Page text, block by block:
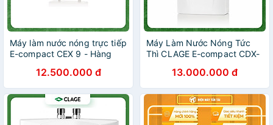
Máy làm nước nóng trực tiếp
E-compact CEX 9 - Hàng
12.500.000 đ
Máy Làm Nước Nóng Tức
Thì CLAGE E-compact CDX-
Thông Minh Làm Nước Nóng
Trực Tiếp - Hàng Chính
Hãng
13.000.000 đ